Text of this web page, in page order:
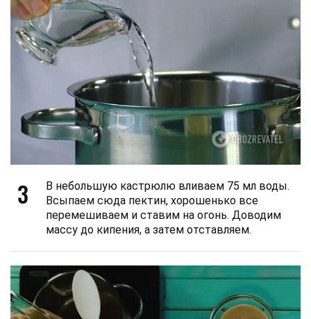
3
В небольшую кастрюлю вливаем 75 мл воды.
Всыпаем сюда пектин, хорошенько все
перемешиваем и ставим на огонь. Доводим
массу до кипения, а затем отставляем.